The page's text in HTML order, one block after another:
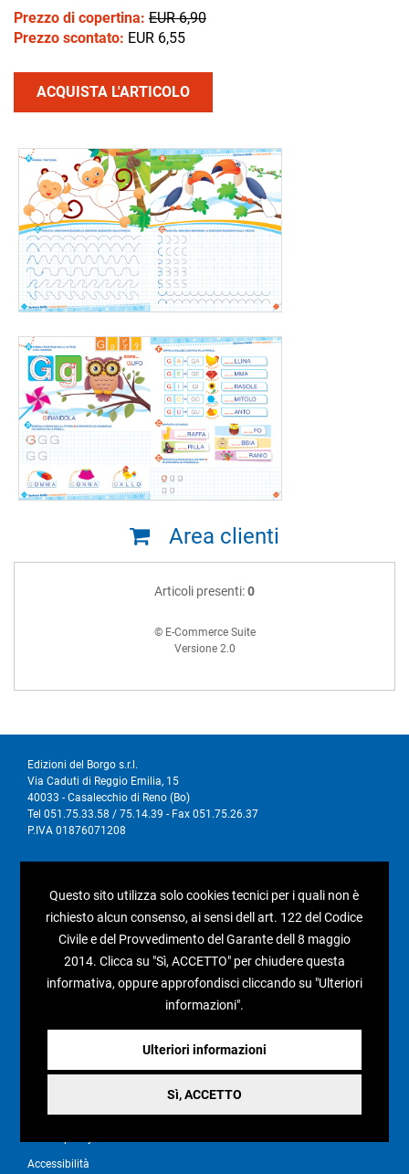
Prezzo di copertina: EUR 6,90
Prezzo scontato: EUR 6,55
ACQUISTA L'ARTICOLO
Area clienti
Articoli presenti:0
© E-Commerce Suite
Versione 2.0
Edizioni del Borgo s.r.l.
Via Caduti di Reggio Emilia, 15
40033 - Casalecchio di Reno (Bo)
Tel 051.75.33.58 / 75.14.39 - Fax 051.75.26.37
P.IVA 01876071208
Condizioni generali di vendita
Resi e rimborsi
Privacy policy
Accessibilità
Questo sito utilizza solo cookies tecnici per i quali non è
richiesto alcun consenso, ai sensi dell art. 122 del Codice
Civile e del Provvedimento del Garante dell 8 maggio
2014. Clicca su "Sì, ACCETTO" per chiudere questa
informativa, oppure approfondisci cliccando su "Ulteriori
informazioni".
Ulteriori informazioni
Sì, ACCETTO